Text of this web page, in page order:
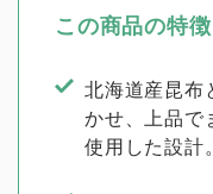
この商品の特徴
北海道産昆布
かせ、上品で
使用した設計